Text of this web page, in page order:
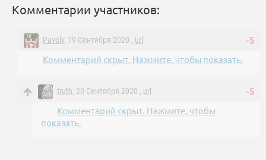
Комментарии участников:
-5
Pavolv, 19 Сентября 2020 , url
Комментарий скрыт. Нажмите, чтобы показать.
-5
truth, 20 Сентября 2020 , url
Комментарий скрыт. Нажмите, чтобы
показать.